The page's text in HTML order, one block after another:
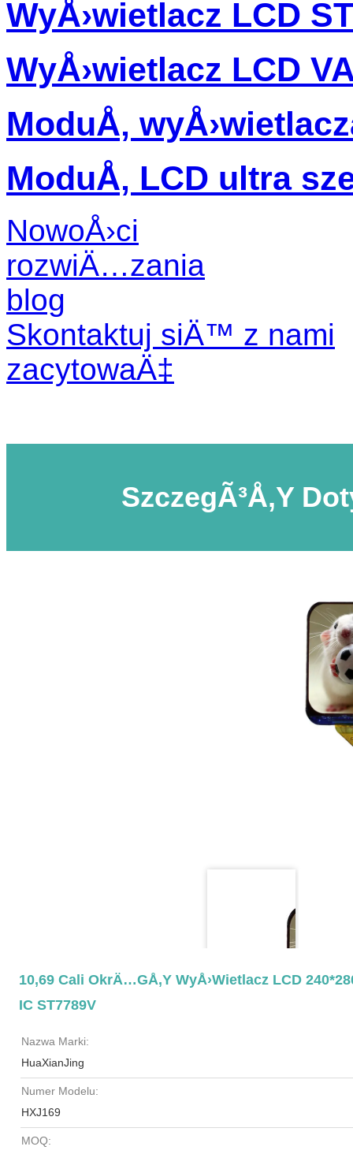
WyÅ›wietlacz LCD
WyÅ›wietlacz LCD
ModuÅ‚
ModuÅ‚ LCD ultra
NowoÅ›ci
rozwiÄ…zania
blog
Skontaktuj siÄ™ z nami
zacytowaÄ‡
SzczegÃ³Å‚y
10,69 Cali OkrÄ…gÅ‚y WyÅ›wietlacz LCD
IC ST7789V
Nazwa Marki:
HuaXianJing
Numer Modelu:
HXJ169
MOQ: